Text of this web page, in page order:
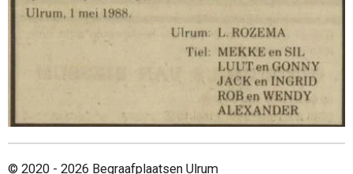
© 2020 - 2026 Begraafplaatsen Ulrum